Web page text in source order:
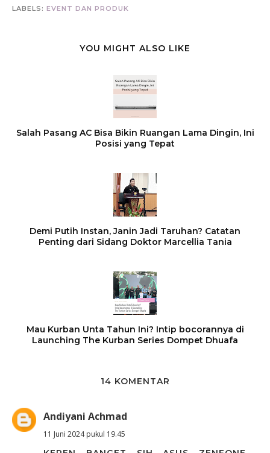
LABELS: EVENT DAN PRODUK
YOU MIGHT ALSO LIKE
Salah Pasang AC Bisa Bikin Ruangan Lama Dingin, Ini
Posisi yang Tepat
Demi Putih Instan, Janin Jadi Taruhan? Catatan
Penting dari Sidang Doktor Marcellia Tania
Mau Kurban Unta Tahun Ini? Intip bocorannya di
Launching The Kurban Series Dompet Dhuafa
14 KOMENTAR
Andiyani Achmad
11 Juni 2024 pukul 19.45